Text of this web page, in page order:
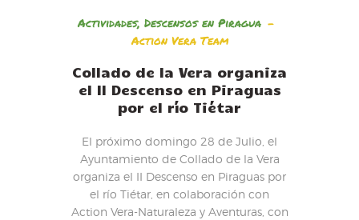
Actividades, Descensos en Piragua
Action Vera Team
Collado de la Vera organiza
el II Descenso en Piraguas
por el río Tiétar
El próximo domingo 28 de Julio, el
Ayuntamiento de Collado de la Vera
organiza el II Descenso en Piraguas por
el río Tiétar, en colaboración con
Action Vera-Naturaleza y Aventuras, con